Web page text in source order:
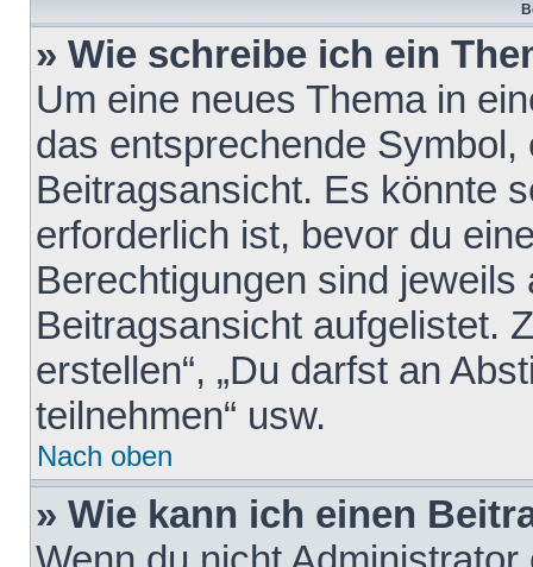
» Wie schreibe ich ein
Um eine neues Thema in
das entsprechende
Beitragsansicht. Es könnte
erforderlich ist, bevor du
Berechtigungen sind
Beitragsansicht aufgelistet.
erstellen“, „Du darfst an
teilnehmen“ usw.
Nach oben
» Wie kann ich einen